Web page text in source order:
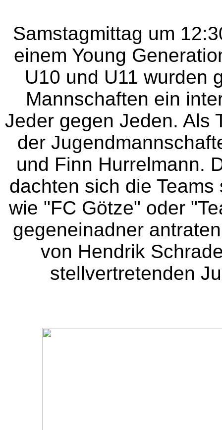
Samstagmittag um
einem Young
U10 und U11 wurden
Mannschaften ein
Jeder gegen Jeden. Als
der
und Finn Hurrelmann.
dachten sich die
wie "FC Götze" oder
gegeneinadner
von Hendrik
stellvertretenden